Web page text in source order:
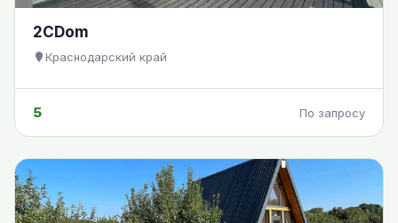
2CDom
Краснодарский край
5 По запросу